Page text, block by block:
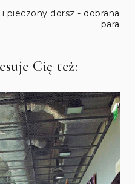
pieczony dorsz - dobrana
para
Cię też: